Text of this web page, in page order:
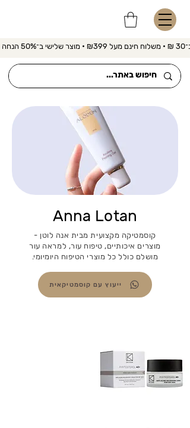
הנחה
Anna Lotan
קוסמטיקה מקצועית מבית אנה לוטן -
מוצרים איכותיים, טיפוח עור, למראה עור
מושלם כולל כל מוצרי הטיפוח היומיומי.
ייעוץ עם קוסמטיקאית